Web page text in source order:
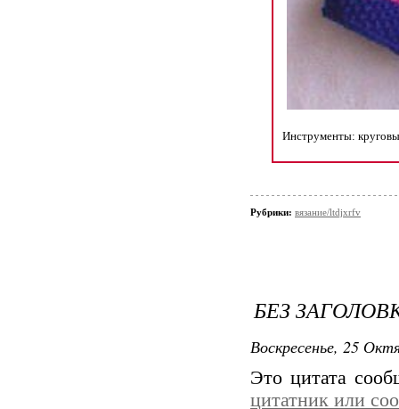
Инструменты:
Рубрики: вязание/ltdjxrfv
БЕЗ
Воскресенье, 25
Это цитата
цитатник или